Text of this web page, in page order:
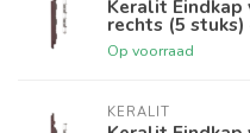
Keralit Eindkap
rechts (5 stuks)
Op voorraad
KERALIT